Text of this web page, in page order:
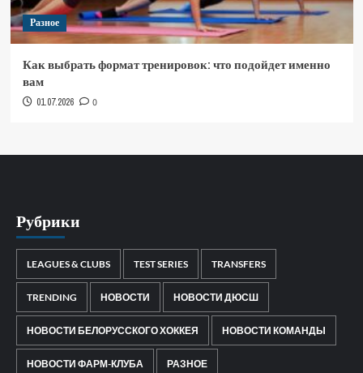
Разное
Как выбрать формат тренировок: что подойдет именно
вам
01.07.2026 0
Рубрики
LEAGUES & CLUBS TEST SERIES TRANSFERS
TRENDING НОВОСТИ НОВОСТИ ДЮСШ
НОВОСТИ БЕЛОРУССКОГО ХОККЕЯ НОВОСТИ КОМАНДЫ
НОВОСТИ ФАРМ-КЛУБА РАЗНОЕ